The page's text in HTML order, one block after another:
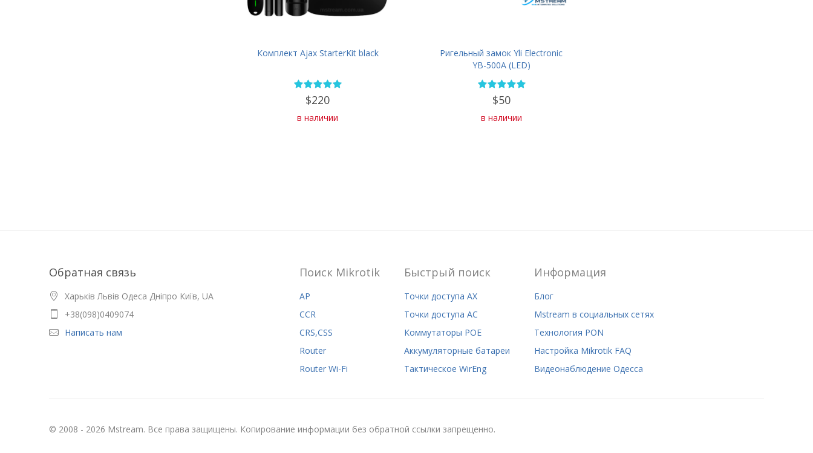
Комплект Ajax StarterKit black
$220
в наличии
Ригельный замок Yli Electronic
YB-500A (LED)
$50
в наличии
Обратная связь
Харьків Львів Одеса Дніпро Київ, UA
+38(098)0409074
Написать нам
Поиск Mikrotik
AP
CCR
CRS,CSS
Router
Router Wi-Fi
Быстрый поиск
Точки доступа AX
Точки доступа AC
Коммутаторы POE
Аккумуляторные батареи
Тактическое WirEng
Информация
Блог
Mstream в социальных сетях
Технология PON
Настройка Mikrotik FAQ
Видеонаблюдение Одесса
© 2008 - 2026 Mstream. Все права защищены. Копирование информации без обратной ссылки запрещенно.